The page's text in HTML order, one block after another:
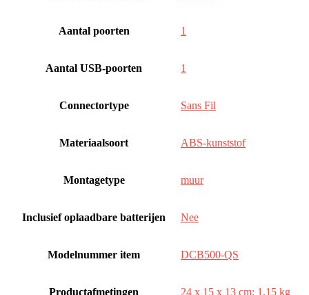
Aantal poorten ‎1
Aantal USB-poorten ‎1
Connectortype ‎Sans Fil
Materiaalsoort ‎ABS-kunststof
Montagetype ‎muur
Inclusief oplaadbare batterijen ‎Nee
Modelnummer item ‎DCB500-QS
Productafmetingen ‎24 x 15 x 13 cm; 1.15 kg